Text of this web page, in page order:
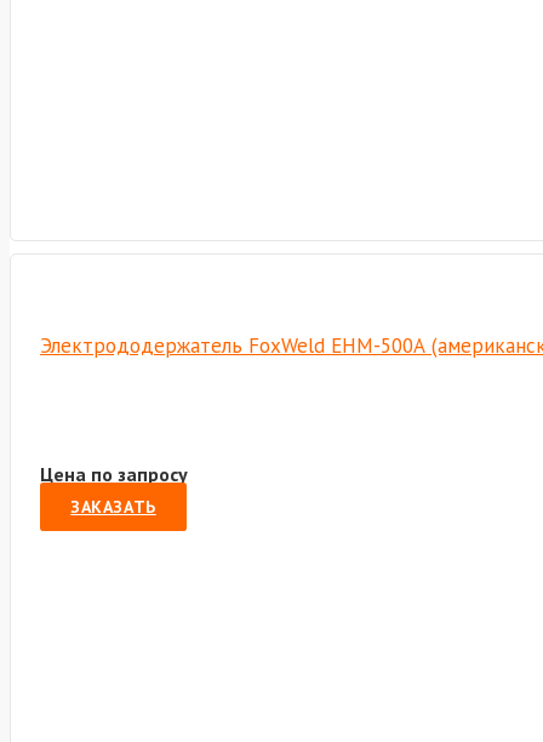
Электрододержатель FoxWeld EHM-500А
Цена по запросу
ЗАКАЗАТЬ